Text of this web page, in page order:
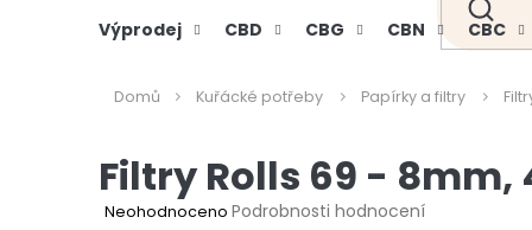
HLEDAT
Výprodej CBD CBG CBN CBC
Domů Kuřácké potřeby Papírky a filtry
Filtry Rolls 69 - 8mm,
Průměrné
Neohodnoceno Podrobnosti hodnocení